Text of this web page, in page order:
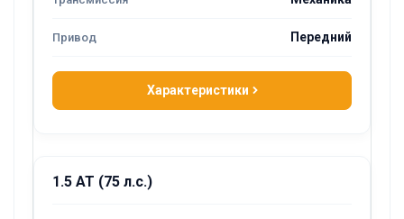
Передний
Характеристики
1.5 AT (75 л.с.)